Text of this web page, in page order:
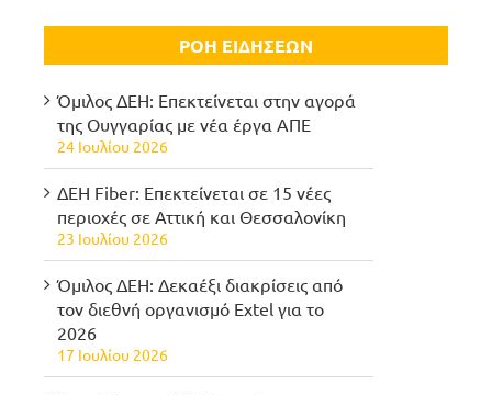
ΡΟΗ ΕΙΔΗΣΕΩΝ
Όμιλος ΔΕΗ: Επεκτείνεται στην αγορά
της Ουγγαρίας με νέα έργα ΑΠΕ
24 Ιουλίου 2026
ΔΕΗ Fiber: Επεκτείνεται σε 15 νέες
περιοχές σε Αττική και Θεσσαλονίκη
23 Ιουλίου 2026
Όμιλος ΔΕΗ: Δεκαέξι διακρίσεις από
τον διεθνή οργανισμό Extel για το
2026
17 Ιουλίου 2026